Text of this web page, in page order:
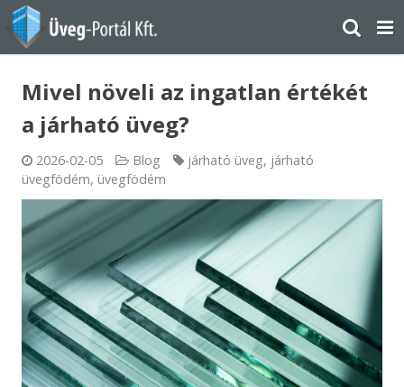
Mivel növeli az ingatlan értékét
a járható üveg?
2026-02-05 Blog járható üveg, járható
üvegfödém, üvegfödém